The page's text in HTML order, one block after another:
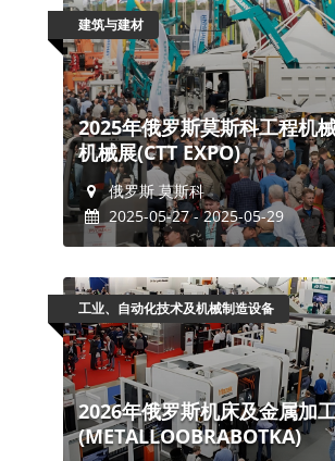
建筑与建材
2025年俄罗斯莫斯科工程机
机械展(CTT EXPO)
俄罗斯 莫斯科
2025-05-27 - 2025-05-29
工业、自动化技术及机械制造设备
2026年俄罗斯机床及金属加
(METALLOOBRABOTKA)